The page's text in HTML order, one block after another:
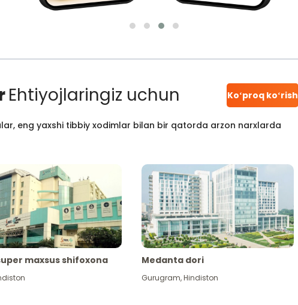
Ehtiyojlaringiz uchun Koʻproq koʻrish
eng yaxshi tibbiy xodimlar bilan bir qatorda arzon narxlarda
maxsus shifoxona Medanta dori
Gurugram,Hindiston